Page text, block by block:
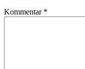
Kommentar *